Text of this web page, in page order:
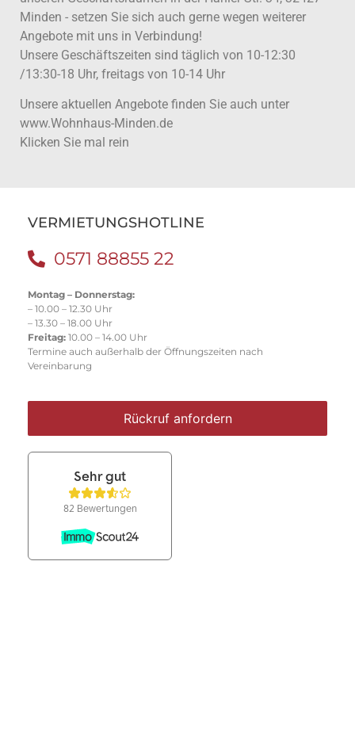
Minden - setzen Sie sich auch gerne wegen weiterer
Angebote mit uns in Verbindung!
Unsere Geschäftszeiten sind täglich von 10-12:30
/13:30-18 Uhr, freitags von 10-14 Uhr
Unsere aktuellen Angebote finden Sie auch unter
www.Wohnhaus-Minden.de
Klicken Sie mal rein
VERMIETUNGSHOTLINE
0571 88855 22
Montag – Donnerstag:
– 10.00 – 12.30 Uhr
– 13.30 – 18.00 Uhr
Freitag: 10.00 – 14.00 Uhr
Termine auch außerhalb der Öffnungszeiten nach
Vereinbarung
Rückruf anfordern